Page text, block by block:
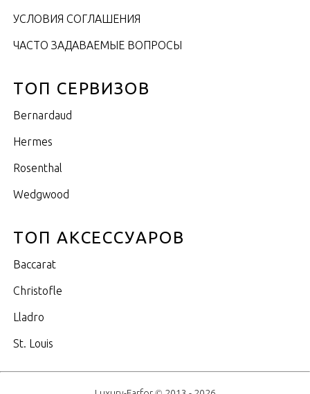
УСЛОВИЯ СОГЛАШЕНИЯ
ЧАСТО ЗАДАВАЕМЫЕ ВОПРОСЫ
ТОП СЕРВИЗОВ
Bernardaud
Hermes
Rosenthal
Wedgwood
ТОП АКСЕССУАРОВ
Baccarat
Christofle
Lladro
St. Louis